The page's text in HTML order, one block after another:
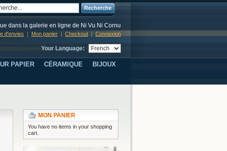
Recherche
dans la galerie en ligne de Ni Vu Ni Cornu
d'envies Mon panier Checkout Connexion
Your Language:
PAPIER CÉRAMIQUE
BIJOUX
MON PANIER
You have no items in your shopping
cart.